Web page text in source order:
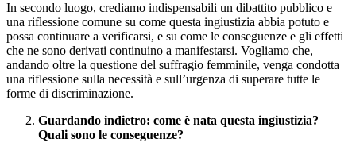
In secondo luogo, crediamo indispensabili un dibattito pubblico e
una riflessione comune su come questa ingiustizia abbia potuto e
possa continuare a verificarsi, e su come le conseguenze e gli effetti
che ne sono derivati continuino a manifestarsi. Vogliamo che,
andando oltre la questione del suffragio femminile, venga condotta
una riflessione sulla necessità e sull’urgenza di superare tutte le
forme di discriminazione.
Guardando indietro: come è nata questa ingiustizia?
Quali sono le conseguenze?